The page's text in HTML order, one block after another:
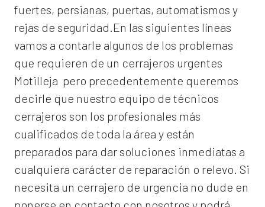
fuertes, persianas, puertas, automatismos y
rejas de seguridad.En las siguientes líneas
vamos a contarle algunos de los problemas
que requieren de un cerrajeros urgentes
Motilleja pero precedentemente queremos
decirle que nuestro equipo de técnicos
cerrajeros son los profesionales más
cualificados de toda la área y están
preparados para dar soluciones inmediatas a
cualquiera carácter de reparación o relevo. Si
necesita un cerrajero de urgencia no dude en